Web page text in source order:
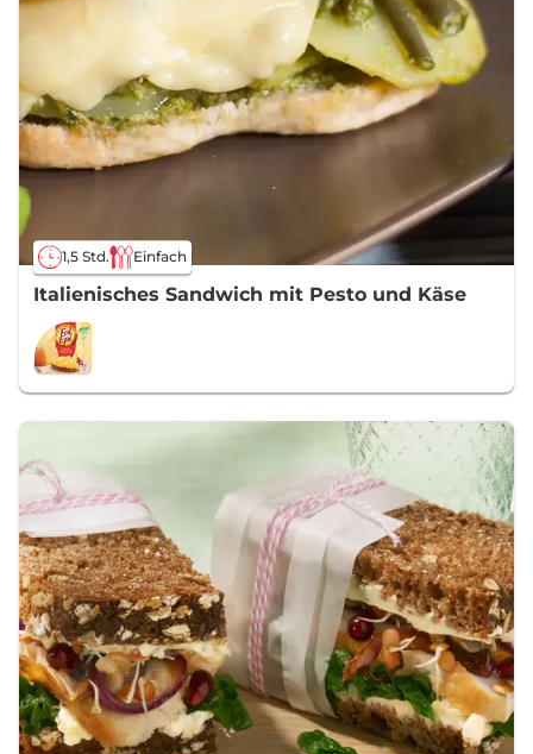
1,5 Std. Einfach
Italienisches Sandwich mit Pesto und Käse